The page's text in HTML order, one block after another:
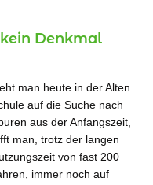
Denkmal
man heute in der Alten
auf die Suche nach
aus der Anfangszeit,
man, trotz der langen
von fast 200
immer noch auf